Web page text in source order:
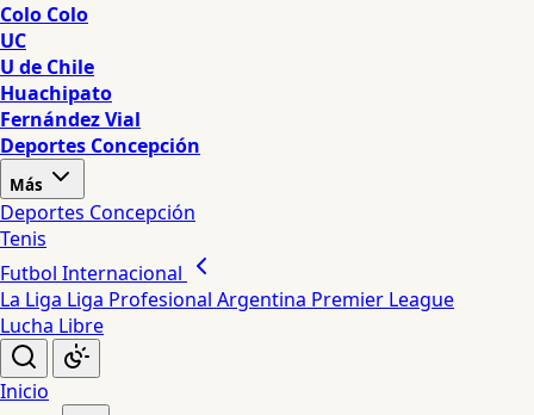
Colo Colo
UC
U de Chile
Huachipato
Fernández Vial
Deportes Concepción
Más
Deportes Concepción
Tenis
Futbol Internacional
La Liga Liga Profesional Argentina Premier League
Lucha Libre
Inicio